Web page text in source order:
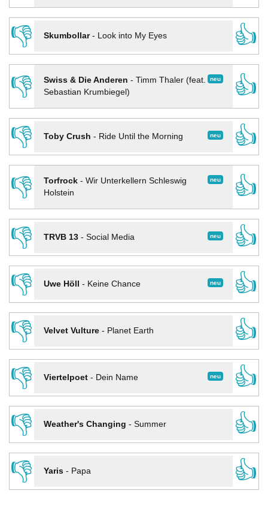
👎
Skumbollar- Look into My Eyes
👍
👎
neu
Swiss & Die Anderen - Timm Thaler (feat.
Sebastian Krumbiegel)
👍
👎
neu
Toby Crush - Ride Until the Morning
👍
👎
neu
Torfrock- Wir Unterkellern Schleswig
Holstein
👍
👎
neu
TRVB 13- Social Media
👍
👎
neu
Uwe Höll - Keine Chance
👍
👎
Velvet Vulture- Planet Earth
👍
👎
neu
Viertelpoet- Dein Name
👍
👎
Weather's Changing - Summer
👍
👎
Yaris- Papa 👍